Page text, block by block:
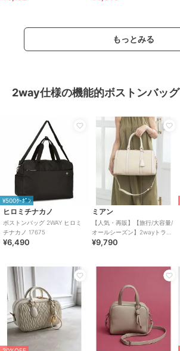
もっとみる
2way仕様の機能的ボストンバッグ
¥500ｸｰﾎﾟﾝ
ヒロミチナカノ
ボストンバッグ 2WAY ヒロミ
チナカノ 17675
¥6,490
ミアン
【人気・再販】【旅行/大容量/
オールシーズン】2wayトラベ
ルボストンバッグ
¥9,790